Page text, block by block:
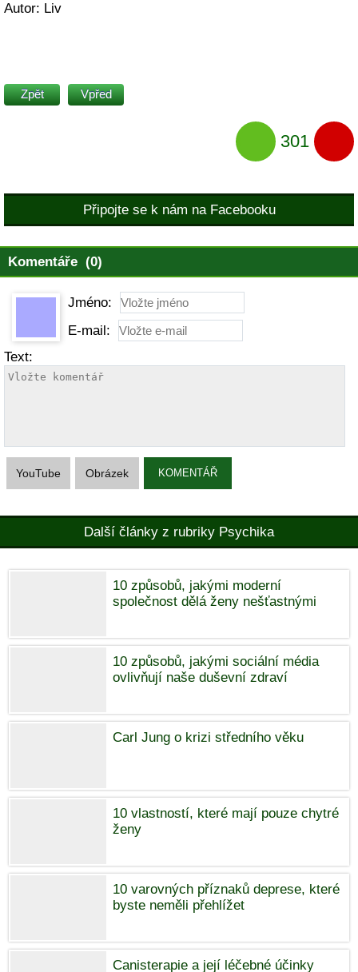
Autor: Liv
Zpět Vpřed
301
Připojte se k nám na Facebooku
Komentáře (0)
Jméno:
E-mail:
Text:
YouTube Obrázek KOMENTÁŘ
Další články z rubriky Psychika
10 způsobů, jakými moderní
společnost dělá ženy nešťastnými
10 způsobů, jakými sociální média
ovlivňují naše duševní zdraví
Carl Jung o krizi středního věku
10 vlastností, které mají pouze chytré
ženy
10 varovných příznaků deprese, které
byste neměli přehlížet
Canisterapie a její léčebné účinky